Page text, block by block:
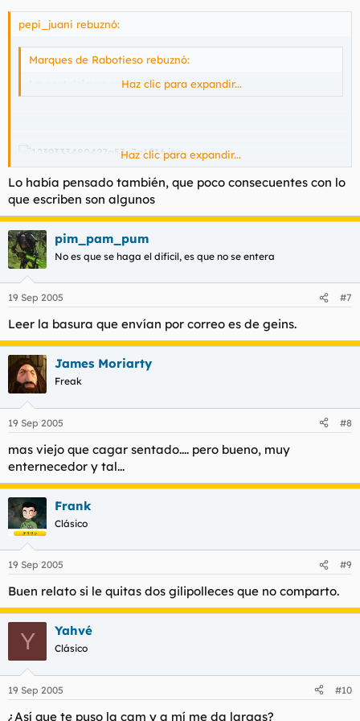
una berlina de lujo. El 23F nos pareció un buen día porque no
hubo clase y ponían películas por la tele.
los campeones" y descubrimos a las mujeres gracias a los
tirantes de una tal Miriam Díaz Aroca.
La generación a la que le entra la risa floja cada vez que tratan
de vendernos que España es favorita para un mundial.
pepi_juani rebuznó:
Marques de Rabotieso rebuznó:
La nostalgia es para gilipollas.Haz clic para expandir...
Haz clic para expandir...
Lo había pensado también, que poco consecuentes con lo
que escriben son algunos
pim_pam_pum
No es que se haga el dificil, es que no se entera
19 Sep 2005 #7
Leer la basura que envían por correo es de geins.
James Moriarty
Freak
19 Sep 2005 #8
mas viejo que cagar sentado.... pero bueno, muy
enternecedor y tal...
Frank
Clásico
19 Sep 2005 #9
Buen relato si le quitas dos gilipolleces que no comparto.
Y Yahvé
Clásico
19 Sep 2005 #10
¿Así que te puso la cam y a mí me da largas?